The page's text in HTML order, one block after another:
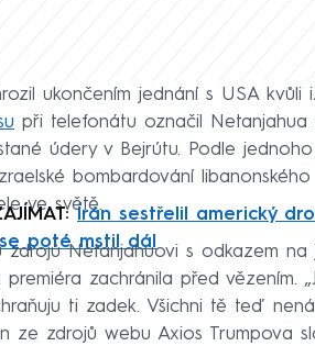
ukončením jednání s USA kvůli
při telefonátu označil
údery v Bejrútu. Podle
bombardování
ve světě.
Írán sestřelil americký
poté mstil dál
zdrojů Netanjahuovi s odkazem na
zachránila před vězením.
ti zadek. Všichni tě teď
ze zdrojů webu Axios Trumpova